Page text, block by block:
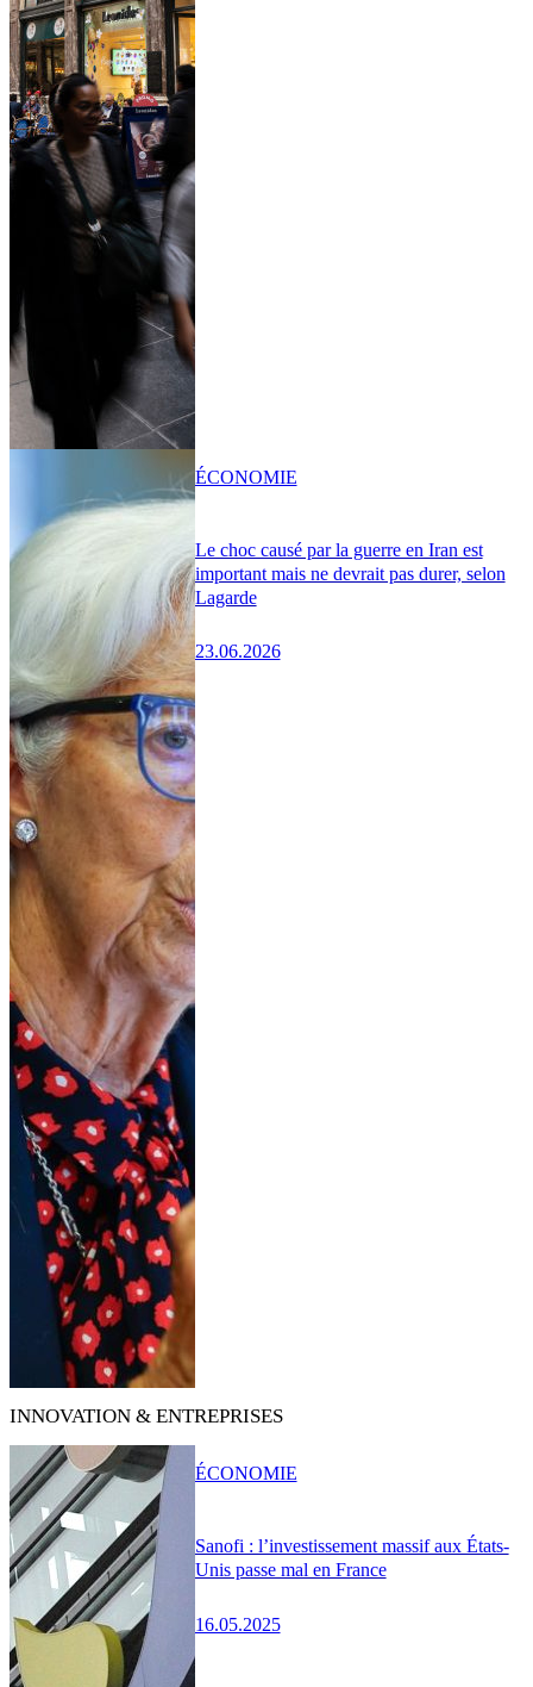
Le choc causé par la guerre en Iran est
important mais ne devrait pas durer, selon
Lagarde
23.06.2026
ÉCONOMIE
INNOVATION & ENTREPRISES
Sanofi : l’investissement massif aux États-
Unis passe mal en France
16.05.2025
ÉCONOMIE